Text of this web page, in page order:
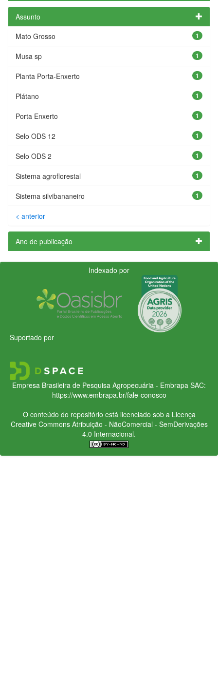
Assunto
1
Mato Grosso
1
Musa sp
1
Planta Porta-Enxerto
1
Plátano
1
Porta Enxerto
1
Selo ODS 12
1
Selo ODS 2
1
Sistema agroflorestal
1
Sistema silvibananeiro
< anterior
Ano de publicação
Indexado por
Suportado por
Empresa Brasileira de Pesquisa Agropecuária - Embrapa SAC:
https://www.embrapa.br/fale-conosco
O conteúdo do repositório está licenciado sob a Licença
Creative CommonsAtribuição - NãoComercial - SemDerivações
4.0 Internacional.